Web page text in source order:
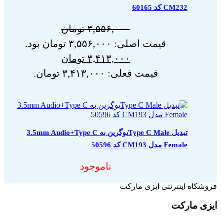
CM232 کد 60165
۳,۵۵۶,۰۰۰ تومان
قیمت اصلی: ۳,۵۵۶,۰۰۰ تومان بود.
۳,۴۱۳,۰۰۰ تومان
قیمت فعلی: ۳,۴۱۳,۰۰۰ تومان.
تبدیل Type C Maleیوگرین به 3.5mm Audio+Type C
Female مدل CM193 کد 50596
ناموجود
فروشگاه اینترنتی ایزی مارکت
ایزی مارکت